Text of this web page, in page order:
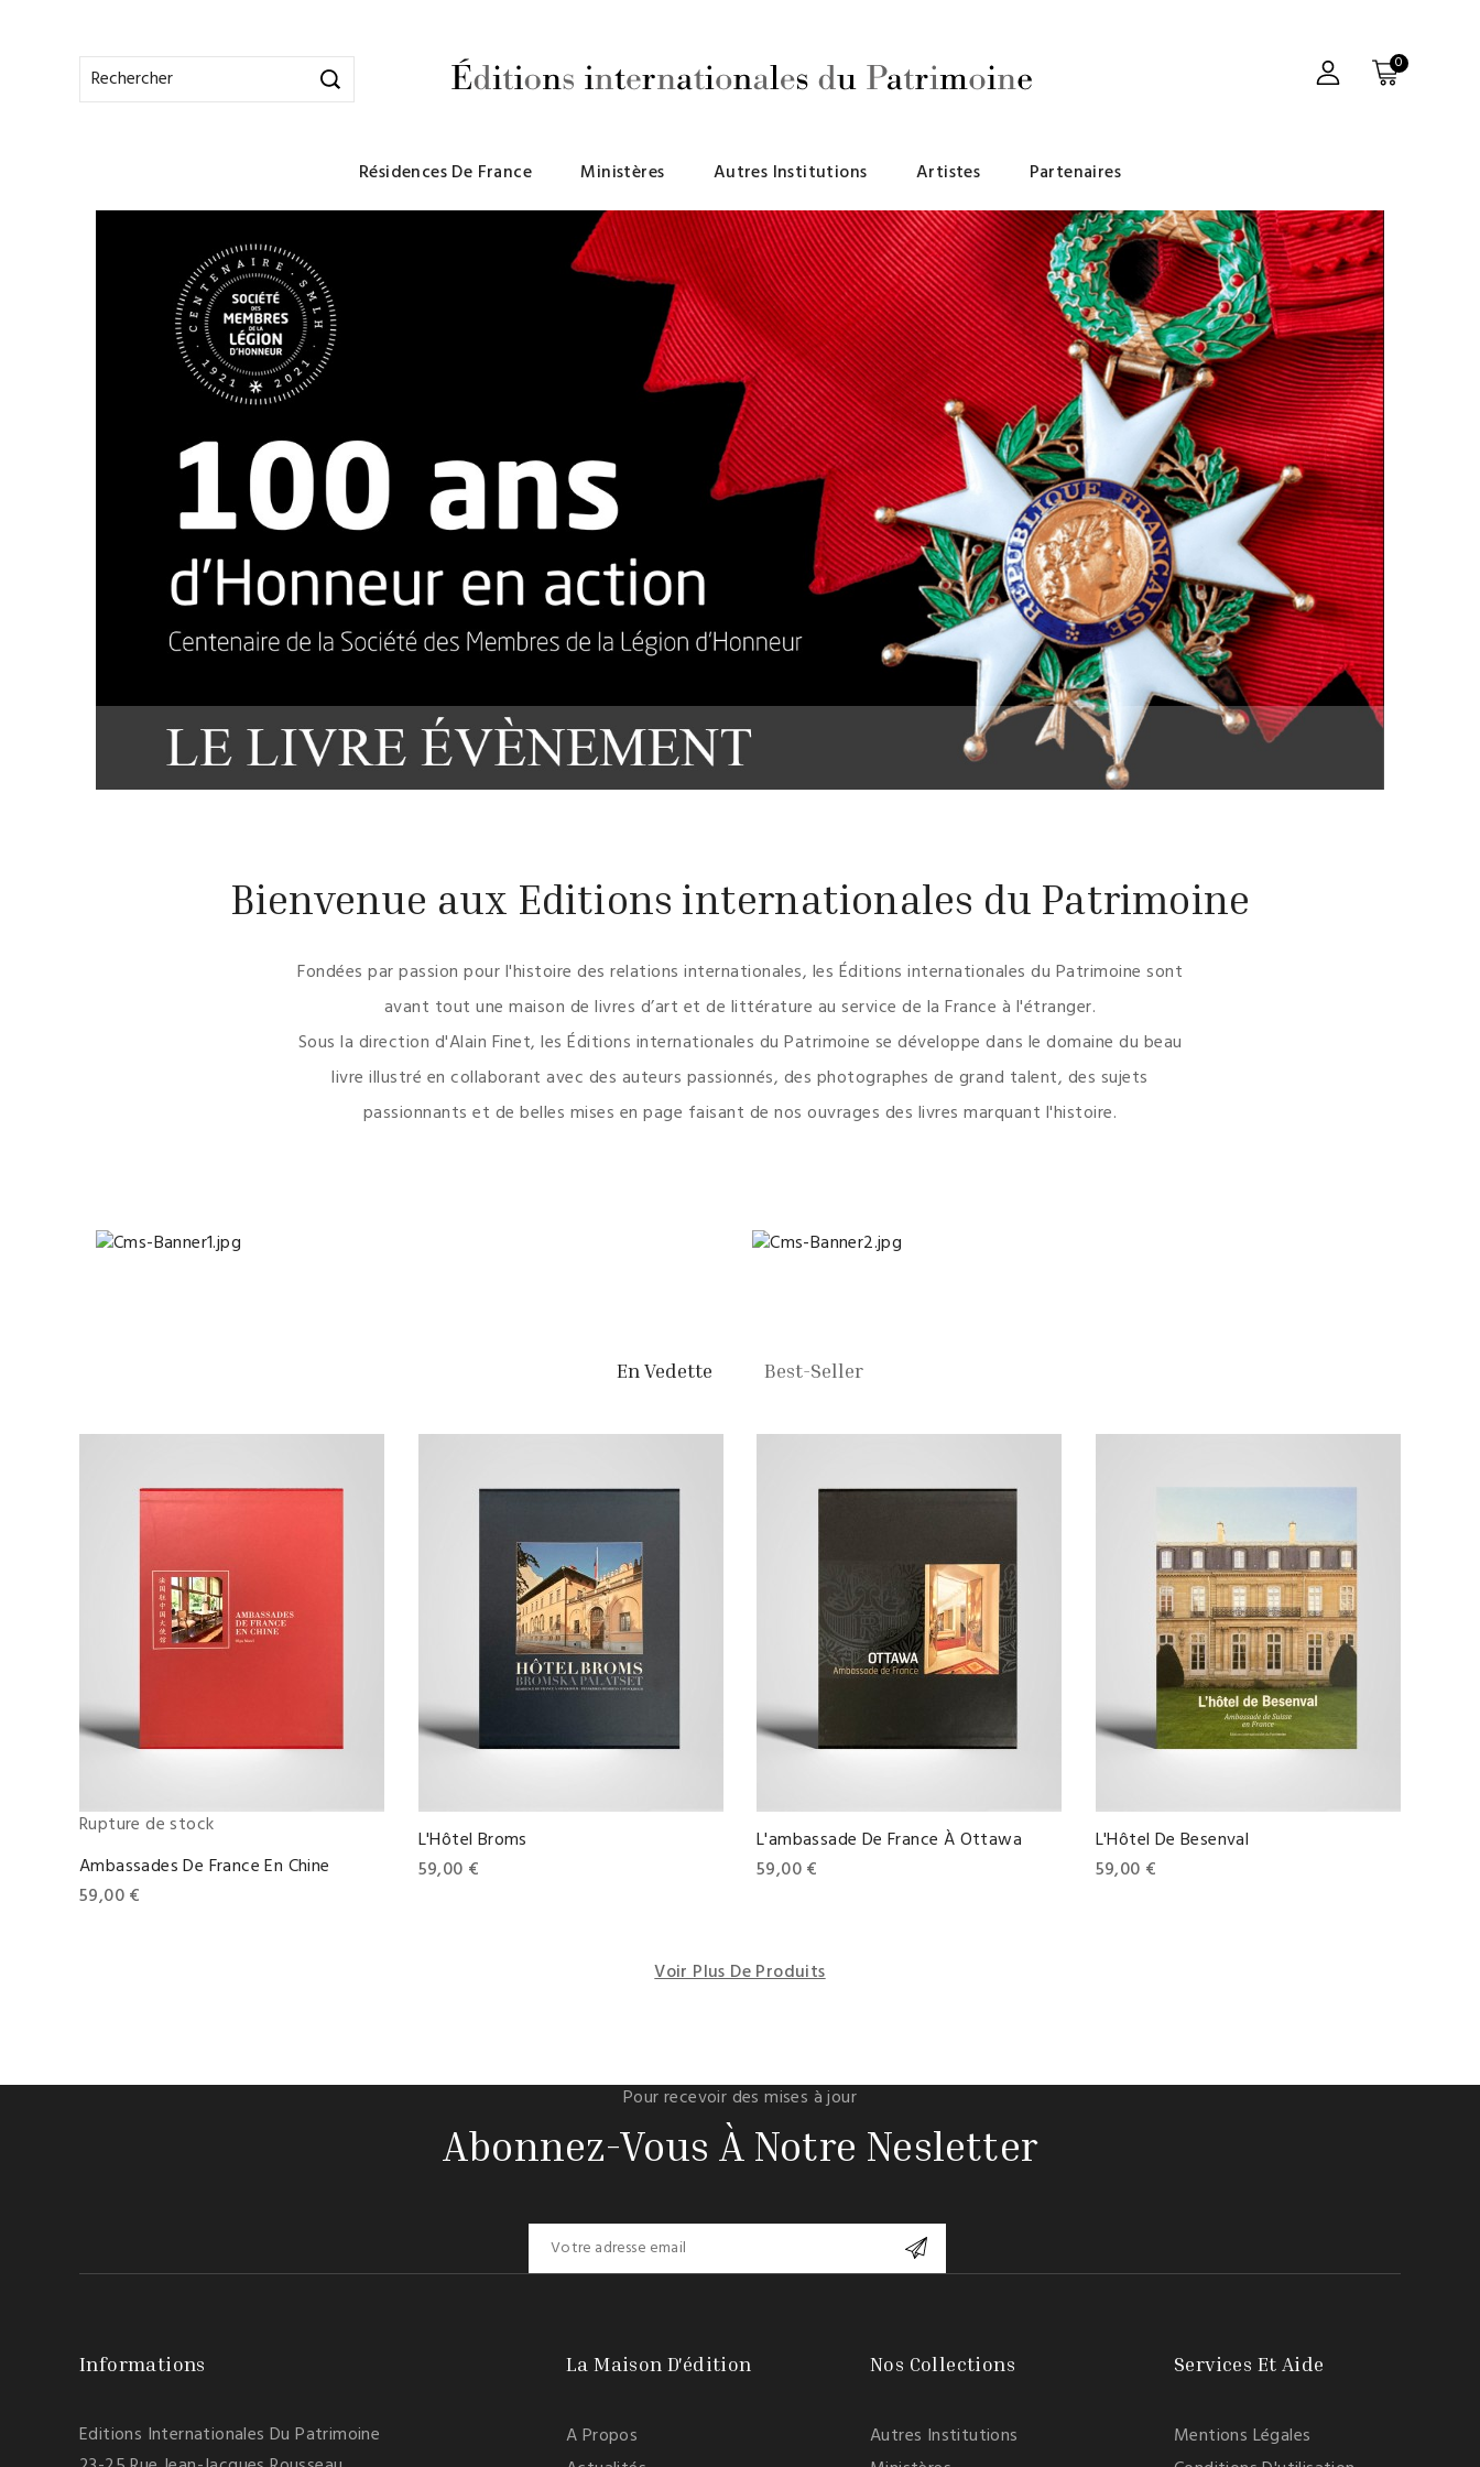
0
Résidences De France Ministères Autres Institutions Artistes Partenaires
Bienvenue aux Editions internationales du Patrimoine
Fondées par passion pour l'histoire des relations internationales, les Éditions internationales du Patrimoine sont
avant tout une maison de livres d’art et de littérature au service de la France à l'étranger.
Sous la direction d'Alain Finet, les Éditions internationales du Patrimoine se développe dans le domaine du beau
livre illustré en collaborant avec des auteurs passionnés, des photographes de grand talent, des sujets
passionnants et de belles mises en page faisant de nos ouvrages des livres marquant l'histoire.
En Vedette Best-Seller
Rupture de stock
Ambassades De France En Chine
Prix
59,00 €
L'Hôtel Broms
Prix
59,00 €
L'ambassade De France À Ottawa
Prix
59,00 €
L'Hôtel De Besenval
Prix
59,00 €
Voir Plus De Produits
Pour recevoir des mises à jour
Abonnez-Vous À Notre Nesletter
Informations
Editions Internationales Du Patrimoine
La Maison D'édition
A Propos
Nos Collections
Autres Institutions
Services Et Aide
Mentions Légales